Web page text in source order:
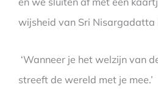
wijsheid van Sri Nisargadatta
‘Wanneer je het welzijn van
streeft de wereld met je mee.’